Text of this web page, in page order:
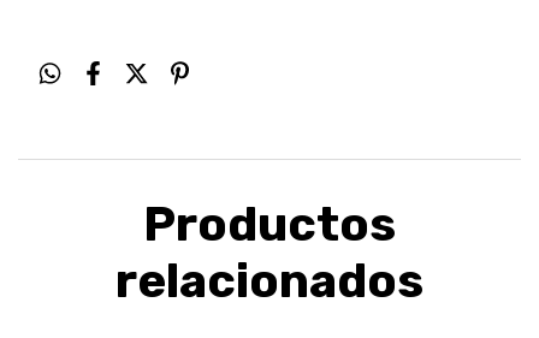
Productos
relacionados